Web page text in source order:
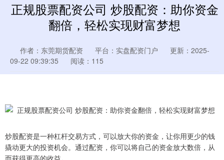
正规股票配资公司 炒股配资：助你资金
翻倍，轻松实现财富梦想
作者：东莞期货配资 平台：实盘配资门户
更新：2025-
09-22 09:39:35
阅读：115
炒股配资是一种杠杆交易方式，可以放大你的资金，让你用更少的钱
撬动更大的投资机会。通过配资，你可以将自己的资金放大数倍，从
而获得更高的收益。